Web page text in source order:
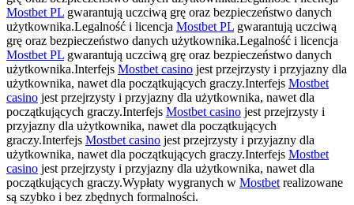
Mostbet PL gwarantują uczciwą grę oraz bezpieczeństwo danych
użytkownika.Legalność i licencja Mostbet PL gwarantują uczciwą
grę oraz bezpieczeństwo danych użytkownika.Legalność i licencja
Mostbet PL gwarantują uczciwą grę oraz bezpieczeństwo danych
użytkownika.Interfejs Mostbet casino jest przejrzysty i przyjazny dla
użytkownika, nawet dla początkujących graczy.Interfejs Mostbet
casino jest przejrzysty i przyjazny dla użytkownika, nawet dla
początkujących graczy.Interfejs Mostbet casino jest przejrzysty i
przyjazny dla użytkownika, nawet dla początkujących
graczy.Interfejs Mostbet casino jest przejrzysty i przyjazny dla
użytkownika, nawet dla początkujących graczy.Interfejs Mostbet
casino jest przejrzysty i przyjazny dla użytkownika, nawet dla
początkujących graczy.Wypłaty wygranych w Mostbetrealizowane
są szybko i bez zbędnych formalności.